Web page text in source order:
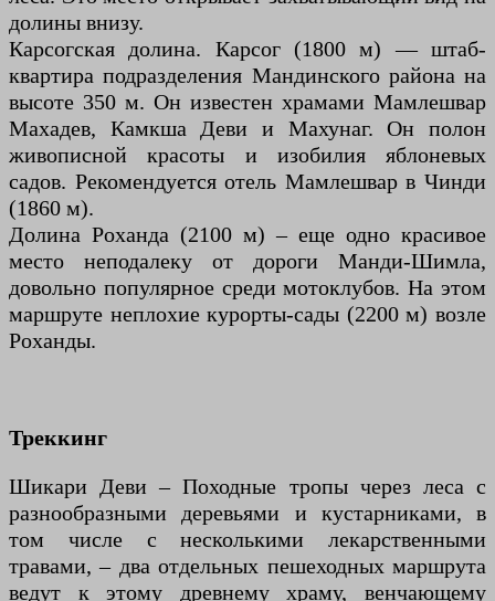
долины внизу.
Карсогская долина. Карсог (1800 м) — штаб-
квартира подразделения Мандинского района на
высоте 350 м. Он известен храмами Мамлешвар
Махадев, Камкша Деви и Махунаг. Он полон
живописной красоты и изобилия яблоневых
садов. Рекомендуется отель Мамлешвар в Чинди
(1860 м).
Долина Роханда (2100 м) – еще одно красивое
место неподалеку от дороги Манди-Шимла,
довольно популярное среди мотоклубов. На этом
маршруте неплохие курорты-сады (2200 м) возле
Роханды.
Треккинг
Шикари Деви – Походные тропы через леса с
разнообразными деревьями и кустарниками, в
том числе с несколькими лекарственными
травами, – два отдельных пешеходных маршрута
ведут к этому древнему храму, венчающему